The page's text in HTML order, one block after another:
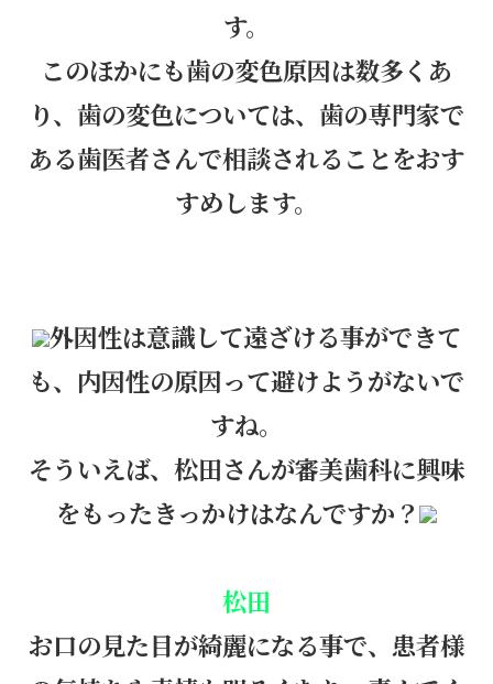
す。
このほかにも歯の変色原因は数多くあ
り、歯の変色については、歯の専門家で
ある歯医者さんで相談されることをおす
すめします。
外因性は意識して遠ざける事ができて
も、内因性の原因って避けようがないで
すね。
そういえば、松田さんが審美歯科に興味
をもったきっかけはなんですか？
松田
お口の見た目が綺麗になる事で、患者様